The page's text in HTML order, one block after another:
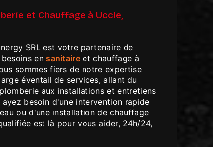
et Chauffage à Uccle,
SRL est votre partenaire de
en sanitaire et chauffage à
sommes fiers de notre expertise
éventail de services, allant du
aux installations et entretiens
ayez besoin d'une intervention rapide
ou d'une installation de chauffage
est là pour vous aider, 24h/24,